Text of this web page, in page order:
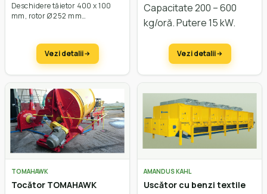
Deschidere tăietor 400 x 100
mm, rotor Ø 252 mm
Vezi detalii
Capacitate 200 – 600
kg/oră. Putere 15 kW.
Vezi detalii
TOMAHAWK
Tocător TOMAHAWK
AMANDUS KAHL
Uscător cu benzi textile